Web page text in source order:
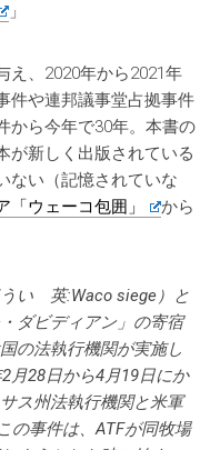
」
え、2020年から2021年
件や連邦議事堂占拠事件
から今年で30年。本書の
が新しく出版されている
ない（記憶されていな
「ウェーコ包囲」
から
い 英:Waco siege）と
ダビディアン」の寄宿
の法執行機関が実施し
月28日から4月19日にか
ス州法執行機関と米軍
の事件は、ATFが同牧場